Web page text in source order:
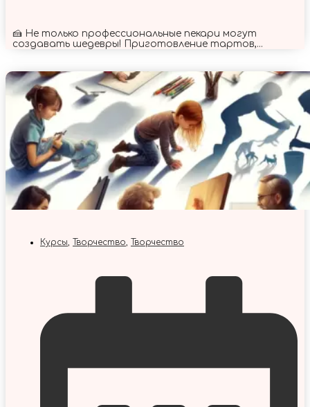
🍰 Не только профессиональные пекари могут
создавать шедевры! Приготовление тартов,...
Курсы, Творчество, Творчество